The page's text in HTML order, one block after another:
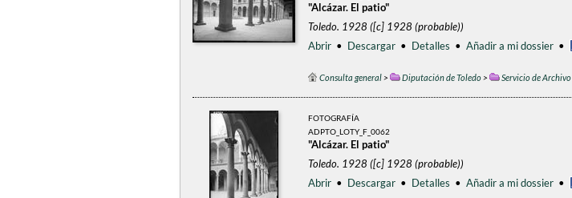
"Alcázar. El patio"
Toledo. 1928 ([c] 1928 (probable))
Abrir • Descargar • Detalles • Añadir a mi dossier •
Consulta general> Diputación de Toledo> Servicio de Archivo
FOTOGRAFÍA
ADPTO_LOTY_F_0062
"Alcázar. El patio"
Toledo. 1928 ([c] 1928 (probable))
Abrir • Descargar • Detalles • Añadir a mi dossier •